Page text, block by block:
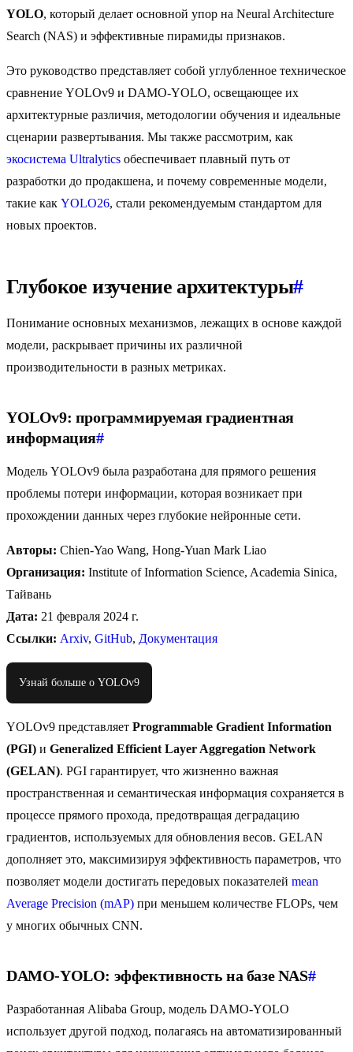
YOLO, который делает основной упор на Neural Architecture
Search (NAS) и эффективные пирамиды признаков.
Это руководство представляет собой углубленное техническое
сравнение YOLOv9 и DAMO-YOLO, освещающее их
архитектурные различия, методологии обучения и идеальные
сценарии развертывания. Мы также рассмотрим, как
экосистема Ultralytics обеспечивает плавный путь от
разработки до продакшена, и почему современные модели,
такие как YOLO26, стали рекомендуемым стандартом для
новых проектов.
Глубокое изучение архитектуры#
Понимание основных механизмов, лежащих в основе каждой
модели, раскрывает причины их различной
производительности в разных метриках.
YOLOv9: программируемая градиентная
информация#
Модель YOLOv9 была разработана для прямого решения
проблемы потери информации, которая возникает при
прохождении данных через глубокие нейронные сети.
Авторы: Chien-Yao Wang, Hong-Yuan Mark Liao
Организация: Institute of Information Science, Academia Sinica,
Тайвань
Дата: 21 февраля 2024 г.
Ссылки: Arxiv, GitHub, Документация
Узнай больше о YOLOv9
YOLOv9 представляет Programmable Gradient Information
(PGI) и Generalized Efficient Layer Aggregation Network
(GELAN). PGI гарантирует, что жизненно важная
пространственная и семантическая информация сохраняется в
процессе прямого прохода, предотвращая деградацию
градиентов, используемых для обновления весов. GELAN
дополняет это, максимизируя эффективность параметров, что
позволяет модели достигать передовых показателей mean
Average Precision (mAP) при меньшем количестве FLOPs, чем
у многих обычных CNN.
DAMO-YOLO: эффективность на базе NAS#
Разработанная Alibaba Group, модель DAMO-YOLO
использует другой подход, полагаясь на автоматизированный